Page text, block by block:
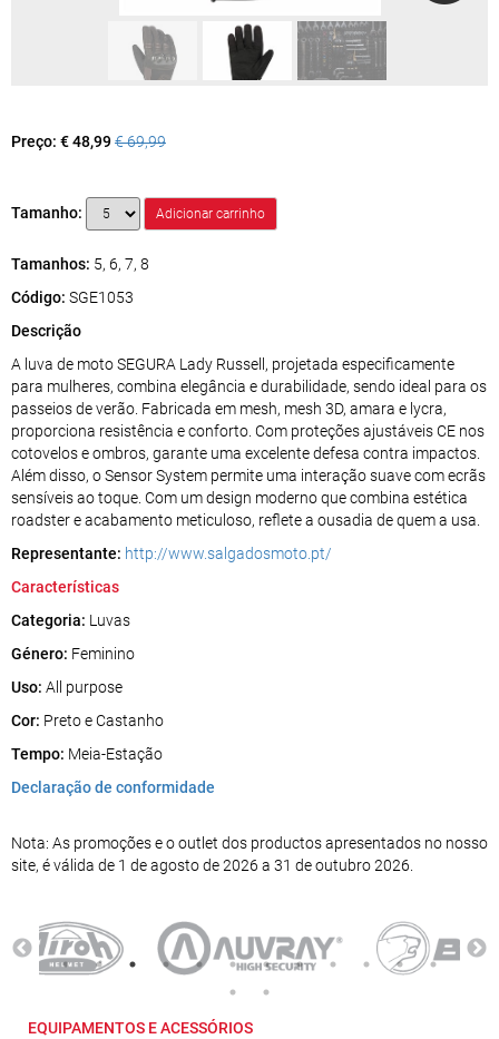
Preço: € 48,99€ 69,99
Tamanho:
Tamanhos: 5, 6, 7, 8
Código: SGE1053
Descrição
A luva de moto SEGURA Lady Russell, projetada especificamente
para mulheres, combina elegância e durabilidade, sendo ideal para os
passeios de verão. Fabricada em mesh, mesh 3D, amara e lycra,
proporciona resistência e conforto. Com proteções ajustáveis CE nos
cotovelos e ombros, garante uma excelente defesa contra impactos.
Além disso, o Sensor System permite uma interação suave com ecrãs
sensíveis ao toque. Com um design moderno que combina estética
roadster e acabamento meticuloso, reflete a ousadia de quem a usa.
Representante: http://www.salgadosmoto.pt/
Características
Categoria: Luvas
Género: Feminino
Uso: All purpose
Cor: Preto e Castanho
Tempo: Meia-Estação
Declaração de conformidade
Nota: As promoções e o outlet dos productos apresentados no nosso
site, é válida de 1 de agosto de 2026 a 31 de outubro 2026.
EQUIPAMENTOS E ACESSÓRIOS